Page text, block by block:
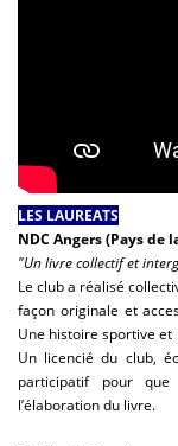
LES LAUREATS
NDC Angers (Pays de
"Un livre collectif et
Le club a réalisé
façon originale et
Une histoire sportive et
Un licencié du club,
participatif pour que
l’élaboration du livre.